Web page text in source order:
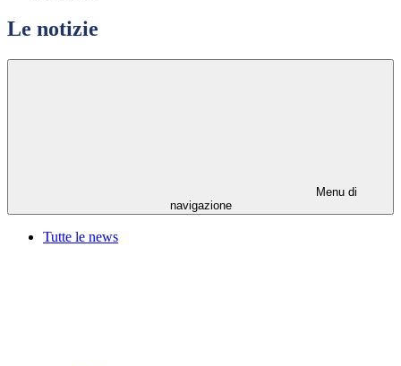
Le notizie
Menu di
navigazione
Tutte le news